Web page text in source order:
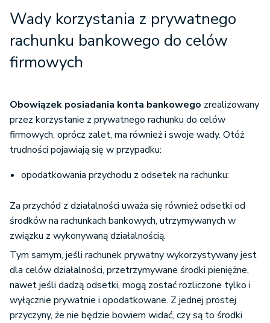
Wady korzystania z prywatnego
rachunku bankowego do celów
firmowych
Obowiązek posiadania konta bankowego zrealizowany
przez korzystanie z prywatnego rachunku do celów
firmowych, oprócz zalet, ma również i swoje wady. Otóż
trudności pojawiają się w przypadku:
opodatkowania przychodu z odsetek na rachunku:
Za przychód z działalności uważa się również odsetki od
środków na rachunkach bankowych, utrzymywanych w
związku z wykonywaną działalnością.
Tym samym, jeśli rachunek prywatny wykorzystywany jest
dla celów działalności, przetrzymywane środki pieniężne,
nawet jeśli dadzą odsetki, mogą zostać rozliczone tylko i
wyłącznie prywatnie i opodatkowane. Z jednej prostej
przyczyny, że nie będzie bowiem widać, czy są to środki